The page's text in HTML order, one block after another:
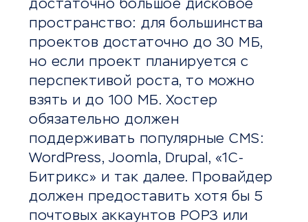
достаточно большое дисковое
пространство: для большинства
проектов достаточно до 30 МБ,
но если проект планируется с
перспективой роста, то можно
взять и до 100 МБ. Хостер
обязательно должен
поддерживать популярные CMS:
WordPress, Joomla, Drupal, «1С-
Битрикс» и так далее. Провайдер
должен предоставить хотя бы 5
почтовых аккаунтов POP3 или